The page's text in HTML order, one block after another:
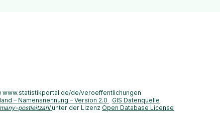
www.statistikportal.de/de/veroeffentlichungen
– Namensnennung – Version 2.0
GIS Datenquelle
postleitzahlunter der Lizenz Open Database License